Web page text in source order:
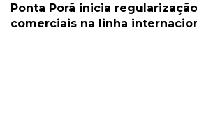
Ponta Porã inicia
comerciais na linha